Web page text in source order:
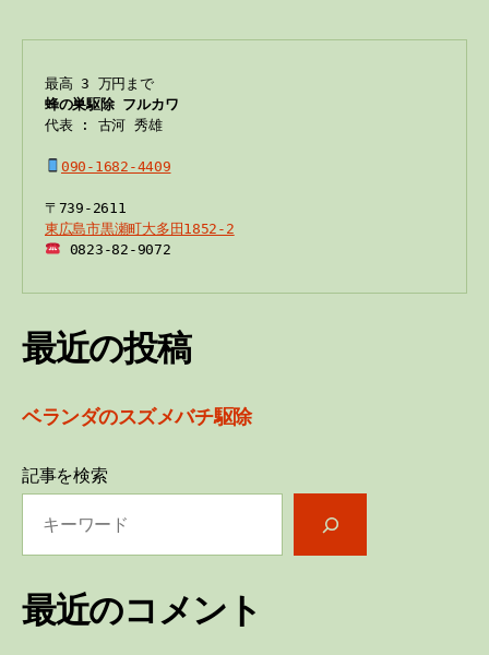
最高 3 万円まで
蜂の巣駆除 フルカワ
代表 : 古河 秀雄
090-1682-4409
東広島市黒瀬町大多田1852-2
0823-82-9072
最近の投稿
ベランダのスズメバチ駆除
記事を検索
最近のコメント